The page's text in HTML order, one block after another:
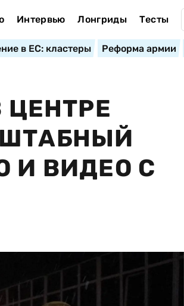
Интервью Лонгриды Тесты
в ЕС: кластеры Реформа армии
И ВИДЕО С